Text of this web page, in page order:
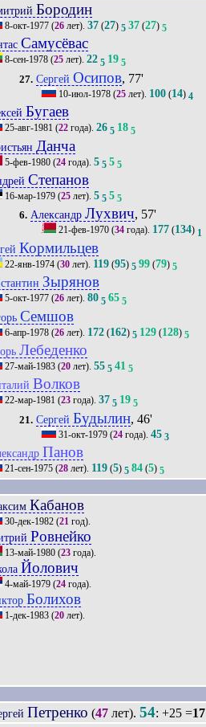
Бородин
8-окт-1977 (26 лет).37 (27) 5 37 (27) 5
Самусёвас
8-сен-1978 (25 лет).22 5 19 5
27. СергейОсипов, 77'
10-июл-1978(25лет). 100(14) 4
Бугаев
25-авг-1981 (22 года).26 5 18 5
Данча
5-фев-1980 (24 года).5 5 5 5
Степанов
16-мар-1979 (25 лет).5 5 5 5
6. АлександрЛухвич, 57'
21-фев-1970(34года). 177(134) 1
Кормильцев
22-янв-1974 (30 лет). 119 (95) 5 99 (79) 5
Зырянов
5-окт-1977 (26 лет).80 5 65 5
Семшов
6-апр-1978 (26 лет). 172 (162) 5 129 (128) 5
Лебеденко
27-май-1983 (20 лет).55 5 41 5
Волков
22-мар-1981 (23 года).37 5 19 5
21. Сергей Будылин, 46'
31-окт-1979(24года). 45 3
Панов
21-сен-1975 (28 лет). 119 (5) 5 84 (5) 5
Кабанов
30-дек-1982 (21 год).
Ровнейко
13-май-1980 (23 года).
Йолович
4-май-1979 (24 года).
Болихов
1-дек-1983 (20 лет).
Петренко (47 лет).54: +25 =17